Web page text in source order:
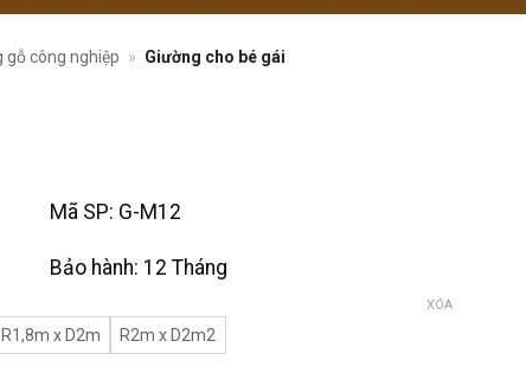
gỗ công nghiệp » Giường cho bé gái
Mã SP: G-M12
Bảo hành: 12 Tháng
R1,8m x D2m R2m x D2m2
XÓA